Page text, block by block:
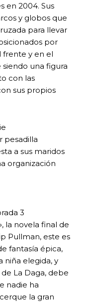
en 2004. Sus
y globos que
para llevar
por
frente y en el
una figura
con las
sus propios
pesadilla
a sus maridos
organización
3
la novela final de
Pullman, este es
fantasía épica,
niña elegida, y
La Daga, debe
nadie ha
la gran